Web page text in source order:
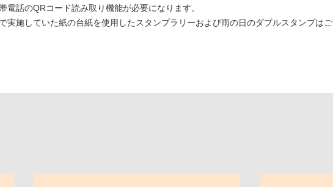
電話のQRコード読み取り機能が必要になります。
実施していた紙の台紙を使用したスタンプラリーおよび雨の日のダブルスタンプはご